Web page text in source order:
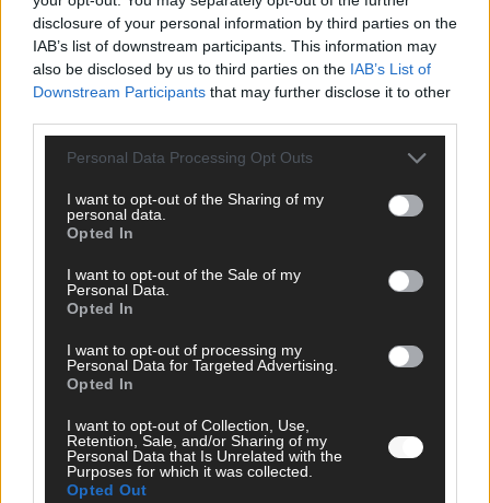
disclosure of your personal information by third parties on the
IAB’s list of downstream participants. This information may
also be disclosed by us to third parties on the IAB’s List of
Downstream Participants that may further disclose it to other
Personal Data Processing Opt Outs
I want to opt-out of the Sharing of my
personal data.
Opted In
I want to opt-out of the Sale of my
Personal Data.
Opted In
I want to opt-out of processing my
Personal Data for Targeted Advertising.
Opted In
I want to opt-out of Collection, Use,
Retention, Sale, and/or Sharing of my
Personal Data that Is Unrelated with the
Purposes for which it was collected.
Opted Out
SCHNELL ZUM RESSORT
Wirtschaft
Kommentar
Streams & Storys
FLASH – DAS VIDEOPORTAL
Unternehmensporträt
Ehtikrichtlinie & Faktencheck
Redaktion und Verwaltung